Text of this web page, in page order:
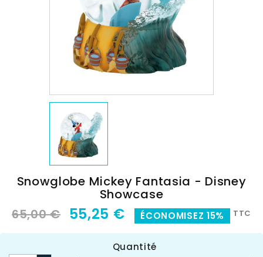
Snowglobe Mickey Fantasia - Disney
Showcase
65,00 € 55,25 € ÉCONOMISEZ 15% TTC
Quantité